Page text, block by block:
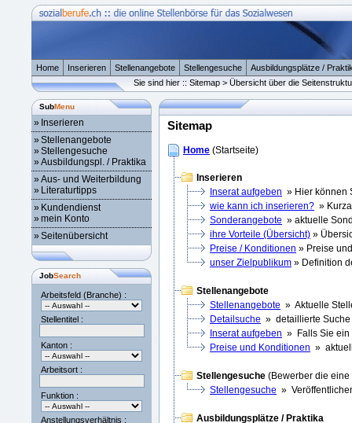
Home Inserieren Stellenangebote Stellengesuche
Ausbildungsplätze /
Sie sind hier :: Sitemap > Übersicht über die
SubMenu
» Inserieren
»Stellenangebote
»Stellengesuche
»Ausbildungspl. / Praktika
»Aus- und Weiterbildung
» Literaturtipps
» Kundendienst
»mein Konto
»Seitenübersicht
JobSearch
Arbeitsfeld (Branche) :
Stellentitel :
Kanton :
Arbeitsort :
Funktion :
Anstellungsverhältnis :
Sitemap
Home (Startseite)
Inserieren
Inserat aufgeben » Hier können
wie kann ich inserieren? »
Sonderangebote » aktuelle
ihre Vorteile (Übersicht) »
Preise / Konditionen » Preise
unser Zielpublikum » Definition
Stellenangebote
Stellenangebote » Aktuelle
Detailsuche » detaillierte
Inserat aufgeben » Falls Sie ein
Preise und Konditionen »
Stellengesuche (Bewerber die
Stellengesuche »
Ausbildungsplätze / Praktika